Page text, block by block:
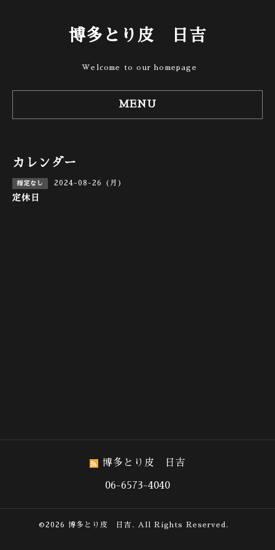
博多とり皮 日吉
Welcome to our homepage
MENU
カレンダー
指定なし 2024-08-26 (月)
定休日
博多とり皮 日吉
06-6573-4040
©2026 博多とり皮 日吉 . All Rights Reserved.